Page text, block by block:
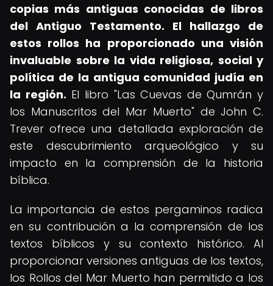
copias más antiguas conocidas de libros
del Antiguo Testamento. El hallazgo de
estos rollos ha proporcionado una visión
invaluable sobre la vida religiosa, social y
política de la antigua comunidad judía en
la región. El libro "Las Cuevas de Qumrán y
los Manuscritos del Mar Muerto" de John C.
Trever ofrece una detallada exploración de
este descubrimiento arqueológico y su
impacto en la comprensión de la historia
bíblica.
La importancia de estos pergaminos radica
en su contribución a la comprensión de los
textos bíblicos y su contexto histórico. Al
proporcionar versiones antiguas de los textos,
los Rollos del Mar Muerto han permitido a los